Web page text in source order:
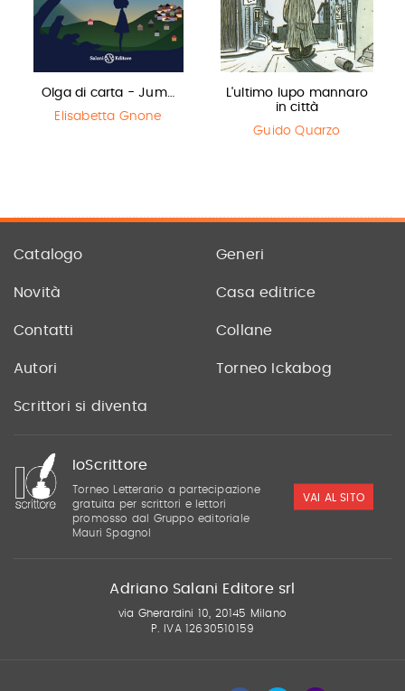
Olga di carta - Jum…
Elisabetta Gnone
L'ultimo lupo mannaro
in città
Guido Quarzo
Catalogo Generi
Novità Casa editrice
Contatti Collane
Autori Torneo Ickabog
Scrittori si diventa
IoScrittore
Torneo Letterario a partecipazione
gratuita per scrittori e lettori
promosso dal Gruppo editoriale
Mauri Spagnol
VAI AL SITO
Adriano Salani Editore srl
via Gherardini 10, 20145 Milano
P. IVA 12630510159